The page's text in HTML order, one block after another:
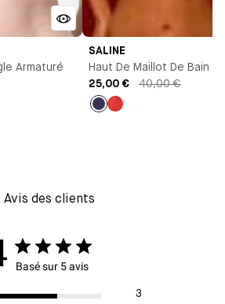
Armaturé
SALINE
Haut De Maillot De Bain
25,00 €
40,00 €
Avis des clients
Basé sur 5 avis
3